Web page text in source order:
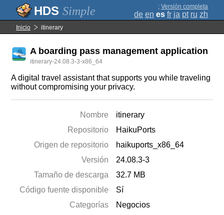
Simple ; Versión completa
de en es fr ja pt ru zh
Inicio itinerary
A boarding pass management application
itinerary-24.08.3-3-x86_64
A digital travel assistant that supports you while traveling
without compromising your privacy.
Nombre
itinerary
Repositorio
HaikuPorts
Origen de repositorio
haikuports_x86_64
Versión
24.08.3-3
Tamaño de descarga
32.7 MB
Código fuente disponible
Sí
Categorías
Negocios